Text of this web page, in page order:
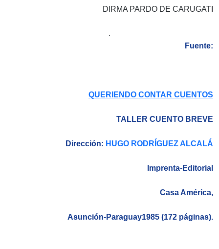
DIRMA PARDO DE CARUGATI
.
Fuente:
QUERIENDO CONTAR CUENTOS
TALLER CUENTO BREVE
Dirección: HUGO RODRÍGUEZ ALCALÁ
Imprenta-Editorial
Casa América,
Asunción-Paraguay1985 (172 páginas).